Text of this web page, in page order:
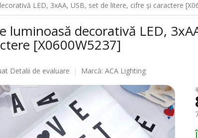
LED, 3xAA, USB, set de litere, cifre și caractere
luminoasă decorativă LED,
[X0600W5237]
Detalii de evaluare Marcă: ACA Lighting